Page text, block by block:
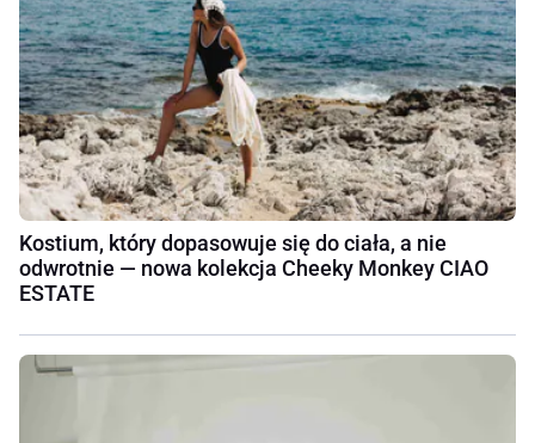
Kostium, który dopasowuje się do ciała, a nie
odwrotnie — nowa kolekcja Cheeky Monkey CIAO
ESTATE